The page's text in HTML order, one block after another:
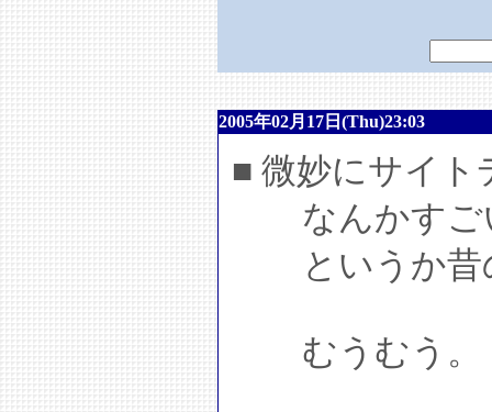
2005年02月17日(Thu)23:03
■ 微妙にサイト
なんかすご
というか昔
むうむう。